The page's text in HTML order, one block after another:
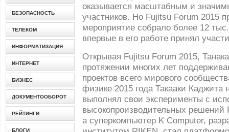
БЕЗОПАСНОСТЬ
ТЕЛЕКОМ
ИНФОРМАТИЗАЦИЯ
ИНТЕРНЕТ
БИЗНЕС
ДОКУМЕНТООБОРОТ
РЕЙТИНГИ
БЛОГИ
оказывается масштабным и
участников. Но Fujitsu Forum 2015
мероприятие собрало более 12
впервые в его работе принял
Открывая Fujitsu Forum 2015,
протяжении многих лет
проектов всего мирового
физике 2015 года Такааки Каджита
выполнял свои эксперименты с
высокопроизводительных
а суперкомпьютер K Computer,